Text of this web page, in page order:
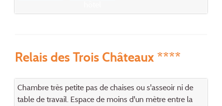
Relais des Trois Châteaux ****
Chambre très petite pas de chaises ou s'asseoir ni de
table de travail. Espace de moins d'un mètre entre la